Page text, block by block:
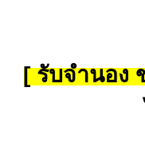
[ รับจำนอง